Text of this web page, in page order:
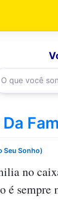
Seu Sonho)
no
é